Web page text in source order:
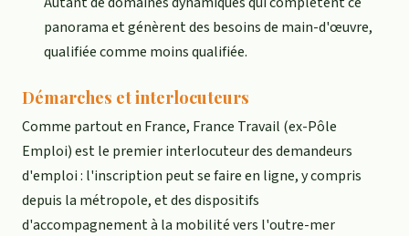
panorama et génèrent des besoins de main-d'œuvre,
qualifiée comme moins qualifiée.
Démarches et interlocuteurs
Comme partout en France, France Travail (ex-Pôle
Emploi) est le premier interlocuteur des demandeurs
d'emploi : l'inscription peut se faire en ligne, y compris
depuis la métropole, et des dispositifs
d'accompagnement à la mobilité vers l'outre-mer